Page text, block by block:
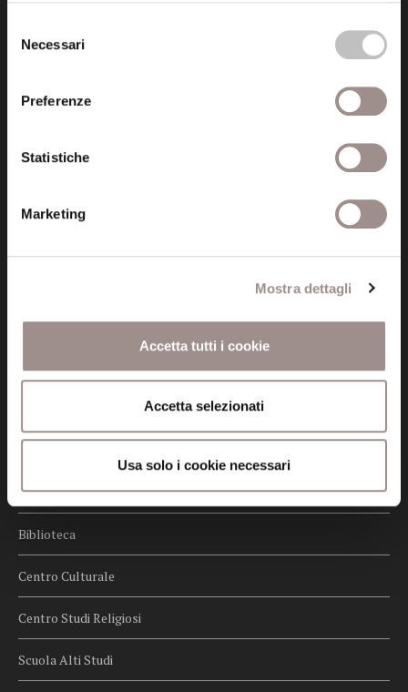
delNecessari
Preferenze
Statistiche
Marketing
Mostra dettagli
Accetta tutti i cookie
Accetta selezionati
Usa solo i cookie necessari
Amministrazione trasparente
Certificazioni
Credits
Fondazione
Biblioteca
Centro Culturale
Centro Studi Religiosi
Scuola Alti Studi